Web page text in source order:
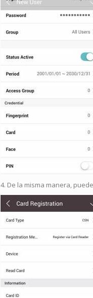
4. De la misma manera,